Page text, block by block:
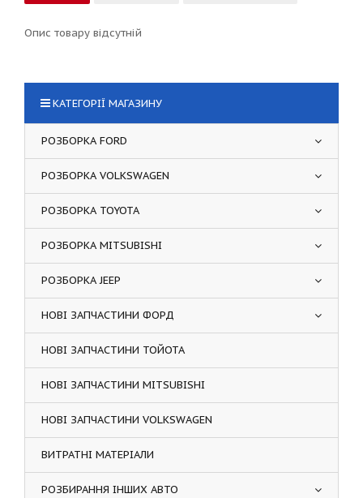
Опис товару відсутній
КАТЕГОРІЇ МАГАЗИНУ
РОЗБОРКА FORD
РОЗБОРКА VOLKSWAGEN
РОЗБОРКА TOYOTA
РОЗБОРКА MITSUBISHI
РОЗБОРКА JEEP
НОВІ ЗАПЧАСТИНИ ФОРД
НОВІ ЗАПЧАСТИНИ ТОЙОТА
НОВІ ЗАПЧАСТИНИ MITSUBISHI
НОВІ ЗАПЧАСТИНИ VOLKSWAGEN
ВИТРАТНІ МАТЕРІАЛИ
РОЗБИРАННЯ ІНШИХ АВТО